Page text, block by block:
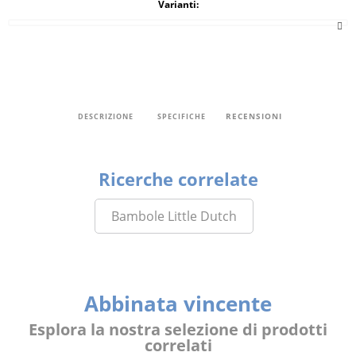
Varianti:
DESCRIZIONE SPECIFICHE RECENSIONI
Ricerche correlate
Bambole Little Dutch
Abbinata vincente
Esplora la nostra selezione di prodotti
correlati